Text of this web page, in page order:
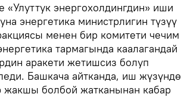
энергохолдингдин» иши
энергетика министрлигин түзүү
менен бир комитети чечим
тармагында каалагандай
аракети жетишсиз болуп
Башкача айтканда, иш жүзүндө
жакшы болбой жатканынан кабар